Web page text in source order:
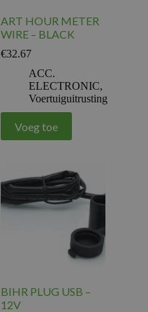
ART HOUR METER
WIRE – BLACK
€32.67
ACC.
ELECTRONIC,
Voertuiguitrusting
Voeg toe
BIHR PLUG USB –
12V